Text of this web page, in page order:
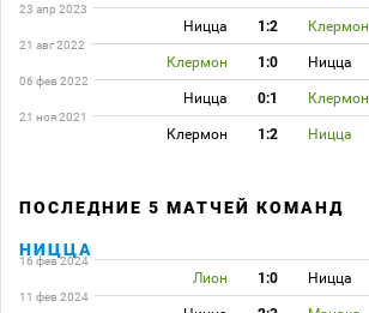
23 апр 2023
Ницца 1:2 Клермон
21 авг 2022
Клермон 1:0 Ницца
06 фев 2022
Ницца 0:1 Клермон
21 ноя 2021
Клермон 1:2 Ницца
ПОСЛЕДНИЕ 5 МАТЧЕЙ КОМАНД
НИЦЦА
16 фев 2024
Лион 1:0 Ницца
11 фев 2024